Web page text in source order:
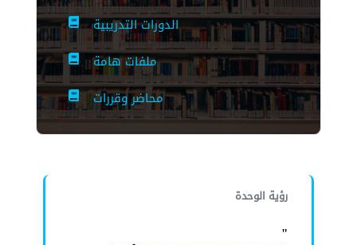
الدورات التدريبية
ملفات هامة
محاضر وقررات
رؤية الوحدة
"